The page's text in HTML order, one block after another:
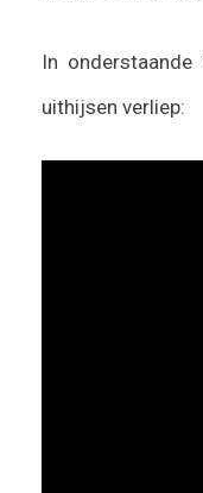
In
uithijsen verliep: